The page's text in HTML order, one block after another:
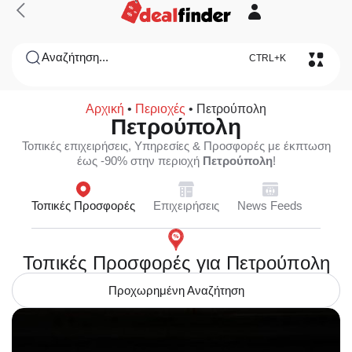
Αναζήτηση... CTRL+K
Αρχική • Περιοχές • Πετρούπολη
Πετρούπολη
Τοπικές επιχειρήσεις, Υπηρεσίες & Προσφορές με έκπτωση
έως -90% στην περιοχή Πετρούπολη!
Τοπικές Προσφορές Επιχειρήσεις News Feeds
Τοπικές Προσφορές για Πετρούπολη
Προχωρημένη Αναζήτηση